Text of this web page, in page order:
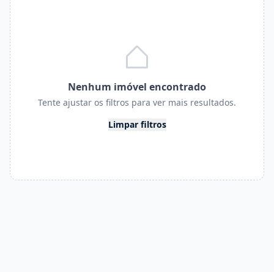
Nenhum imóvel encontrado
Tente ajustar os filtros para ver mais resultados.
Limpar filtros